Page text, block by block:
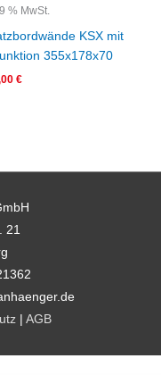
% MwSt.
KSX mit
355x178x70
€
21
AGB